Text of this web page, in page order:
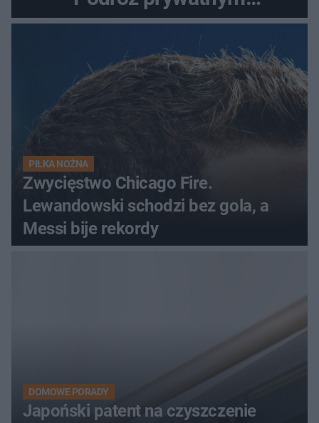
odrzutowcem to dopiero
początek!
PIŁKA NOŻNA
Zwycięstwo Chicago Fire.
Lewandowski schodzi bez gola, a
Messi bije rekordy
DOMOWE PORADY
Japoński patent na czyszczenie